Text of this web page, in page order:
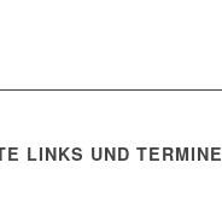
LINKS UND TERMINE